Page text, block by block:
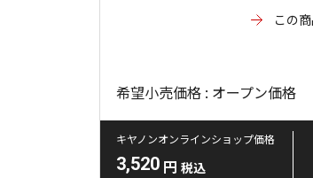
この
希望小売価格 : オープン価格
キヤノンオンラインショップ価格
3,520 円 税込